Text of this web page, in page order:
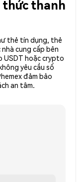
thức thanh
thẻ tín dụng, thẻ
cung cấp bên
USDT hoặc crypto
yêu cầu số
đảm bảo
an tâm.